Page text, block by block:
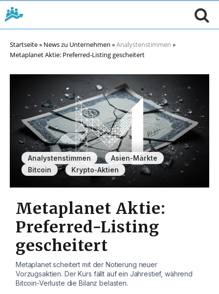
Startseite» News zu Unternehmen »Analystenstimmen »
Metaplanet Aktie: Preferred-Listing gescheitert
Analystenstimmen , Asien-Märkte ,
Bitcoin , Krypto-Aktien
Metaplanet Aktie:
Preferred-Listing
gescheitert
Metaplanet scheitert mit der Notierung neuer
Vorzugsaktien. Der Kurs fällt auf ein Jahrestief, während
Bitcoin-Verluste die Bilanz belasten.